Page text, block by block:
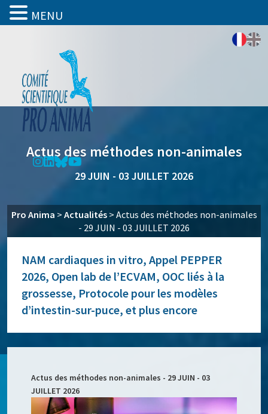
Actus des méthodes non-animales
29 JUIN - 03 JUILLET 2026
Pro Anima > Actualités> Actus des méthodes non-animales
- 29 JUIN - 03 JUILLET 2026
NAM cardiaques in vitro, Appel PEPPER
2026, Open lab de l’ECVAM, OOC liés à la
grossesse, Protocole pour les modèles
d’intestin-sur-puce, et plus encore
Actus des méthodes non-animales - 29 JUIN - 03
JUILLET 2026
MENU